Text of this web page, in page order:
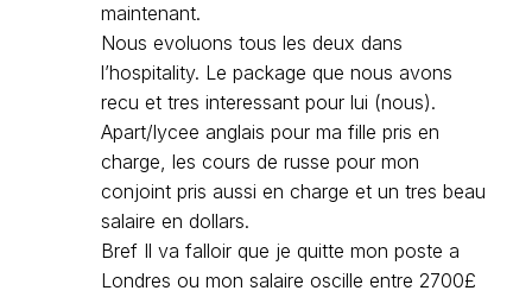
maintenant.
Nous evoluons tous les deux dans
l’hospitality. Le package que nous avons
recu et tres interessant pour lui (nous).
Apart/lycee anglais pour ma fille pris en
charge, les cours de russe pour mon
conjoint pris aussi en charge et un tres beau
salaire en dollars.
Bref Il va falloir que je quitte mon poste a
Londres ou mon salaire oscille entre 2700£